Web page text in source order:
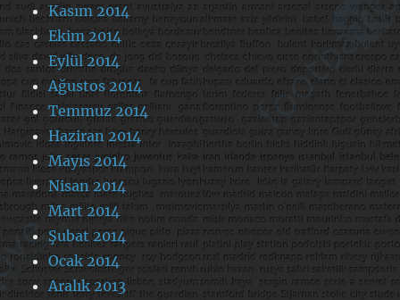
Kasım 2014
Ekim 2014
Eylül 2014
Ağustos 2014
Temmuz 2014
Haziran 2014
Mayıs 2014
Nisan 2014
Mart 2014
Şubat 2014
Ocak 2014
Aralık 2013